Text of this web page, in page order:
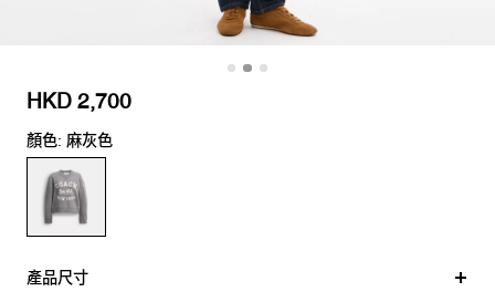
HKD 2,700
顏色: 麻灰色
產品尺寸